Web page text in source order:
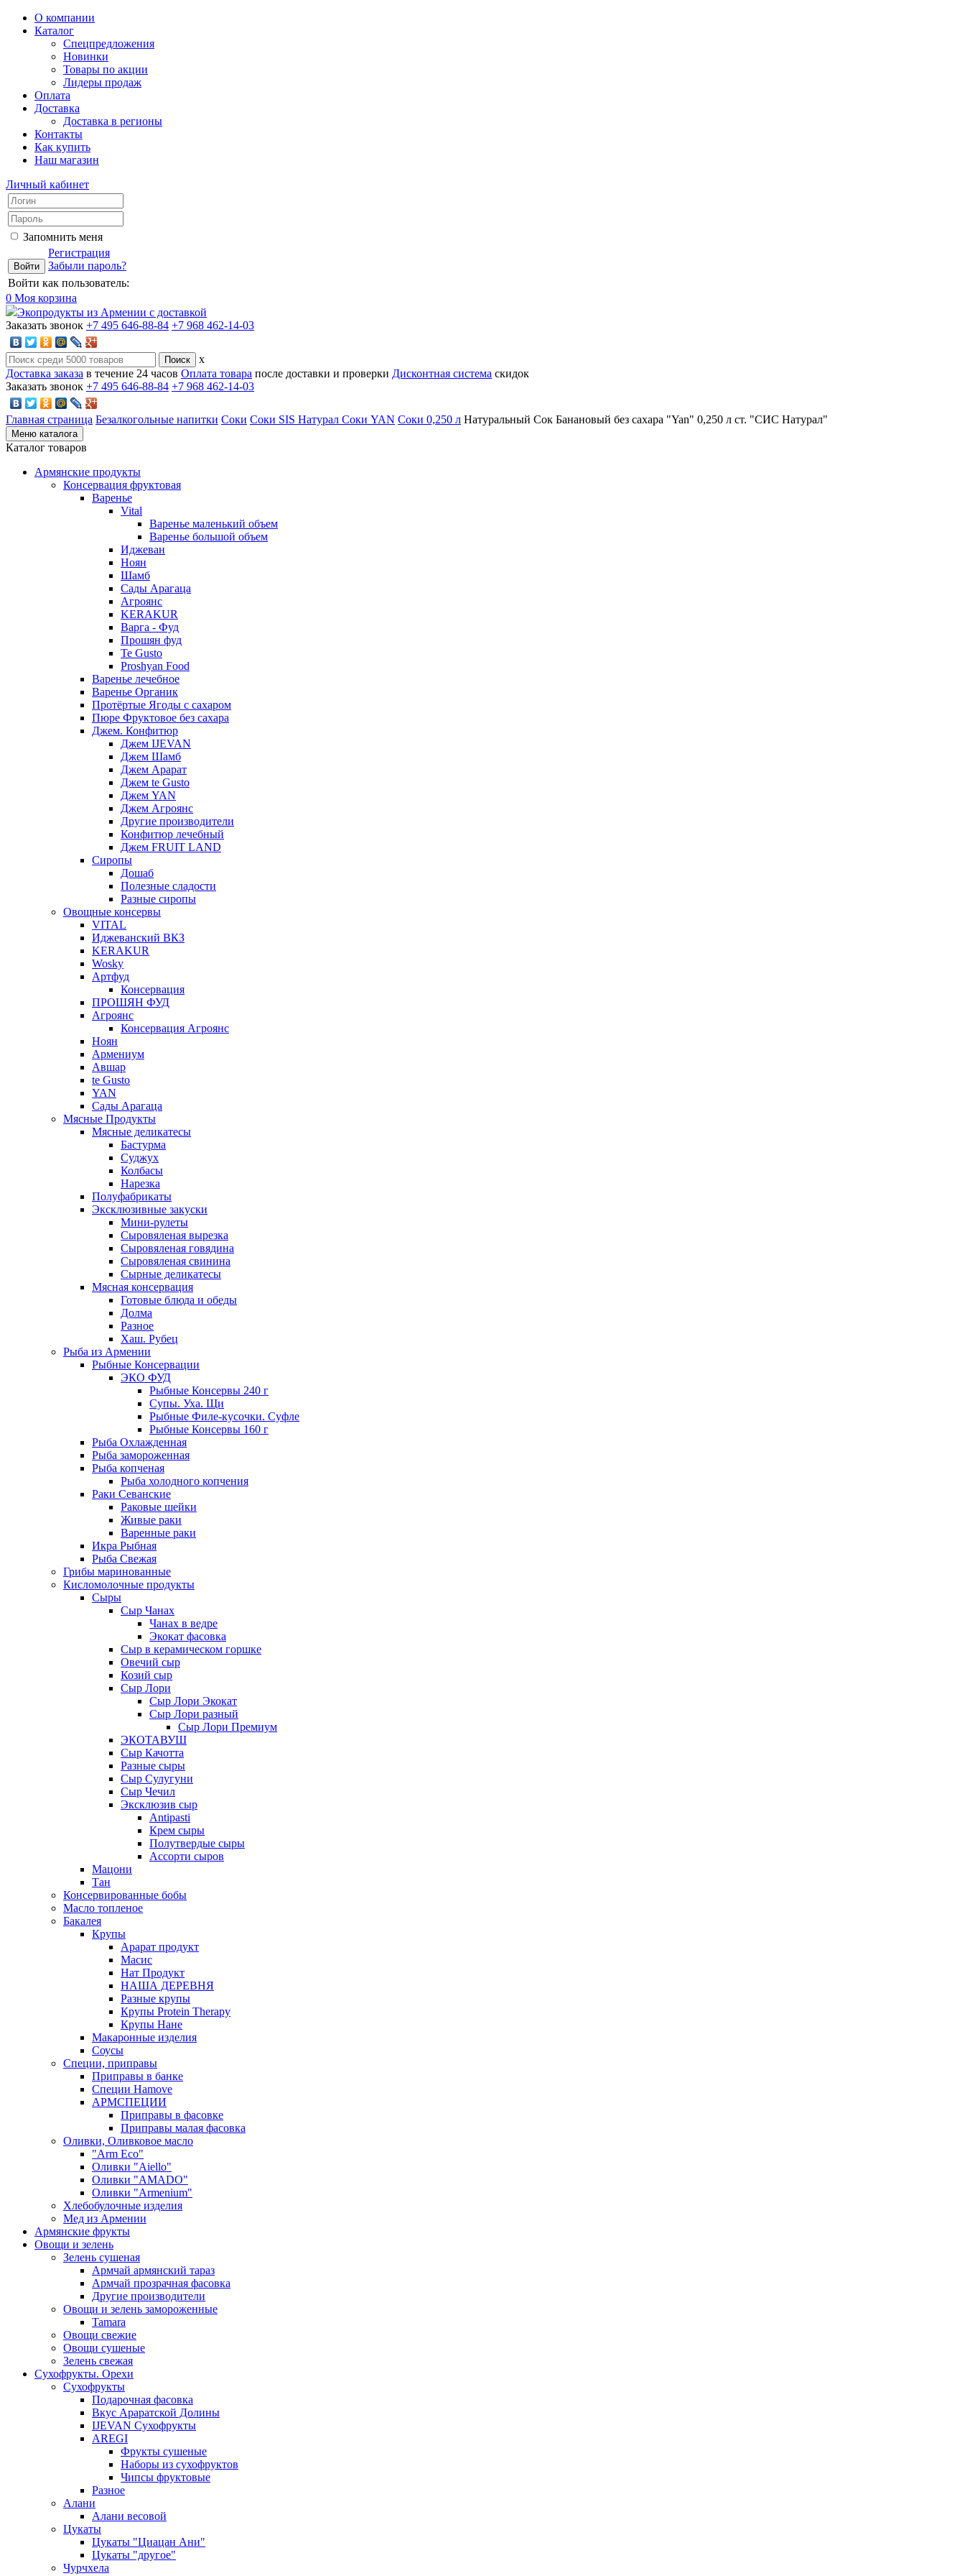
О компании
Каталог
Спецпредложения
Новинки
Товары по акции
Лидеры продаж
Оплата
Доставка
Доставка в регионы
Контакты
Как купить
Наш магазин
Личный кабинет
Запомнить меня
Регистрация
Забыли пароль?
Войти как пользователь:
0 Моя корзина
Экопродукты из Армении с доставкой
Заказать звонок +7 495 646-88-84 +7 968 462-14-03
x
Доставка заказа в течение 24 часов Оплата товара после доставки и проверки Дисконтная система скидок
Заказать звонок +7 495 646-88-84 +7 968 462-14-03
Главная страница Безалкогольные напитки Соки Соки SIS Натурал Соки YAN Соки 0,250 л Натуральный Сок Банановый без сахара "Yan" 0,250 л ст. "СИС Натурал"
Меню каталога
Каталог товаров
Армянские продукты
Консервация фруктовая
Варенье
Vital
Варенье маленький объем
Варенье большой объем
Иджеван
Ноян
Шамб
Сады Арагаца
Агроянс
KERAKUR
Варга - Фуд
Прошян фуд
Te Gusto
Proshyan Food
Варенье лечебное
Варенье Органик
Протёртые Ягоды с сахаром
Пюре Фруктовое без сахара
Джем. Конфитюр
Джем IJEVAN
Джем Шамб
Джем Арарат
Джем te Gusto
Джем YAN
Джем Агроянс
Другие производители
Конфитюр лечебный
Джем FRUIT LAND
Сиропы
Дошаб
Полезные сладости
Разные сиропы
Овощные консервы
VITAL
Иджеванский ВКЗ
KERAKUR
Wosky
Артфуд
Консервация
ПРОШЯН ФУД
Агроянс
Консервация Агроянс
Ноян
Армениум
Авшар
te Gusto
YAN
Сады Арагаца
Мясные Продукты
Мясные деликатесы
Бастурма
Суджух
Колбасы
Нарезка
Полуфабрикаты
Эксклюзивные закуски
Мини-рулеты
Сыровяленая вырезка
Сыровяленая говядина
Сыровяленая свинина
Сырные деликатесы
Мясная консервация
Готовые блюда и обеды
Долма
Разное
Хаш. Рубец
Рыба из Армении
Рыбные Консервации
ЭКО ФУД
Рыбные Консервы 240 г
Супы. Уха. Щи
Рыбные Филе-кусочки. Суфле
Рыбные Консервы 160 г
Рыба Охлажденная
Рыба замороженная
Рыба копченая
Рыба холодного копчения
Раки Севанские
Раковые шейки
Живые раки
Варенные раки
Икра Рыбная
Рыба Свежая
Грибы маринованные
Кисломолочные продукты
Сыры
Сыр Чанах
Чанах в ведре
Экокат фасовка
Сыр в керамическом горшке
Овечий сыр
Козий сыр
Сыр Лори
Сыр Лори Экокат
Сыр Лори разный
Сыр Лори Премиум
ЭКОТАВУШ
Сыр Качотта
Разные сыры
Сыр Сулугуни
Сыр Чечил
Эксклюзив сыр
Antipasti
Крем сыры
Полутвердые сыры
Ассорти сыров
Мацони
Тан
Консервированные бобы
Масло топленое
Бакалея
Крупы
Арарат продукт
Масис
Нат Продукт
НАША ДЕРЕВНЯ
Разные крупы
Крупы Protein Therapy
Крупы Нане
Макаронные изделия
Соусы
Специи, приправы
Приправы в банке
Специи Hamove
АРМСПЕЦИИ
Приправы в фасовке
Приправы малая фасовка
Оливки, Оливковое масло
"Arm Eco"
Оливки "Aiello"
Оливки "AMADO"
Оливки "Armenium"
Хлебобулочные изделия
Мед из Армении
Армянские фрукты
Овощи и зелень
Зелень сушеная
Армчай армянский тараз
Армчай прозрачная фасовка
Другие производители
Овощи и зелень замороженные
Tamara
Овощи свежие
Овощи сушеные
Зелень свежая
Сухофрукты. Орехи
Сухофрукты
Подарочная фасовка
Вкус Араратской Долины
IJEVAN Сухофрукты
AREGI
Фрукты сушеные
Наборы из сухофруктов
Чипсы фруктовые
Разное
Алани
Алани весовой
Цукаты
Цукаты "Циацан Ани"
Цукаты "другое"
Чурчхела